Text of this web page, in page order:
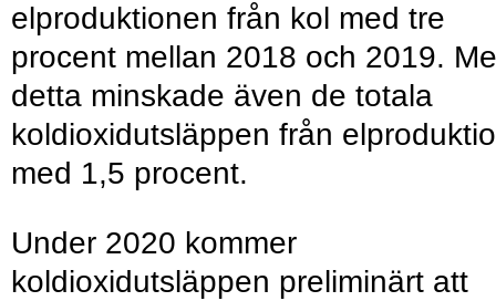
elproduktionen från kol med tre
procent mellan 2018 och 2019.
detta minskade även de totala
koldioxidutsläppen från
med 1,5 procent.
Under 2020 kommer
koldioxidutsläppen preliminärt att